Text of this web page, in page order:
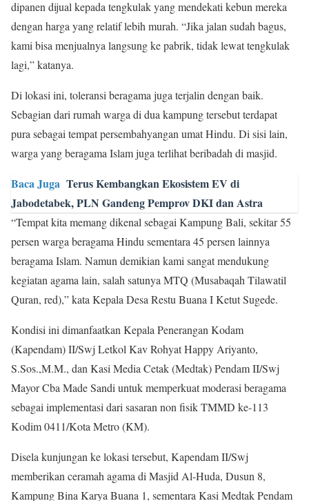
dipanen dijual kepada tengkulak yang mendekati kebun mereka
dengan harga yang relatif lebih murah. “Jika jalan sudah bagus,
kami bisa menjualnya langsung ke pabrik, tidak lewat tengkulak
lagi,” katanya.
Di lokasi ini, toleransi beragama juga terjalin dengan baik.
Sebagian dari rumah warga di dua kampung tersebut terdapat
pura sebagai tempat persembahyangan umat Hindu. Di sisi lain,
warga yang beragama Islam juga terlihat beribadah di masjid.
Baca Juga Terus Kembangkan Ekosistem EV di
Jabodetabek, PLN Gandeng Pemprov DKI dan Astra
“Tempat kita memang dikenal sebagai Kampung Bali, sekitar 55
persen warga beragama Hindu sementara 45 persen lainnya
beragama Islam. Namun demikian kami sangat mendukung
kegiatan agama lain, salah satunya MTQ (Musabaqah Tilawatil
Quran, red),” kata Kepala Desa Restu Buana I Ketut Sugede.
Kondisi ini dimanfaatkan Kepala Penerangan Kodam
(Kapendam) II/Swj Letkol Kav Rohyat Happy Ariyanto,
S.Sos.,M.M., dan Kasi Media Cetak (Medtak) Pendam II/Swj
Mayor Cba Made Sandi untuk memperkuat moderasi beragama
sebagai implementasi dari sasaran non fisik TMMD ke-113
Kodim 0411/Kota Metro (KM).
Disela kunjungan ke lokasi tersebut, Kapendam II/Swj
memberikan ceramah agama di Masjid Al-Huda, Dusun 8,
Kampung Bina Karya Buana 1, sementara Kasi Medtak Pendam